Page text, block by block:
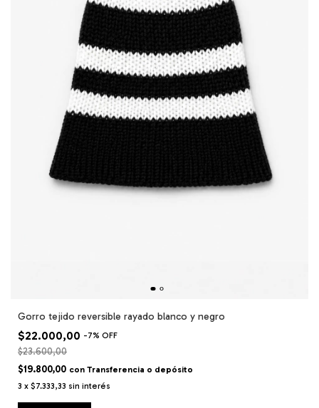
Gorro tejido reversible rayado blanco y negro
$22.000,00 -7% OFF
$23.600,00
$19.800,00 con Transferencia o depósito
3 x $7.333,33 sin interés